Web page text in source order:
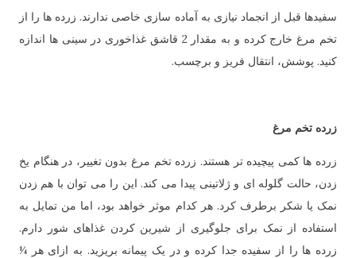
سفیدها قبل از انجماد نیازی به آماده سازی خاصی ندارند. زرده ها را از
تخم مرغ خارج کرده و به مقدار 2 قاشق غذاخوری در سینی ها اندازه
کنید. پوشش، انتقال فریز و برچسب.
زرده تخم مرغ
زرده ها کمی پیچیده تر هستند. زرده تخم مرغ بدون تغییر، در هنگام یخ
زدن، حالت گلوله ای و ژلاتینی پیدا می کند. این را می توان با هم زدن
نمک یا شکر برطرف کرد. هر کدام موثر خواهد بود، اما من تمایل به
استفاده از نمک برای جلوگیری از شیرین کردن غذاهای شور دارم.
زرده ها را از سفیده جدا کرده و در یک پیمانه بریزید. به ازای هر ¼